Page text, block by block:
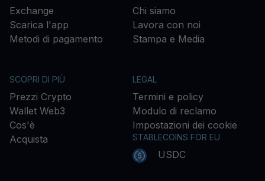
Exchange
Scarica l'app
Metodi di pagamento
Chi siamo
Lavora con noi
Stampa e Media
SCOPRI DI PIÙ
Prezzi Crypto
Wallet Web3
Cos'è
Acquista
LEGAL
Termini e policy
Modulo di reclamo
Impostazioni dei cookie
STABLECOINS FOR EU
USDC